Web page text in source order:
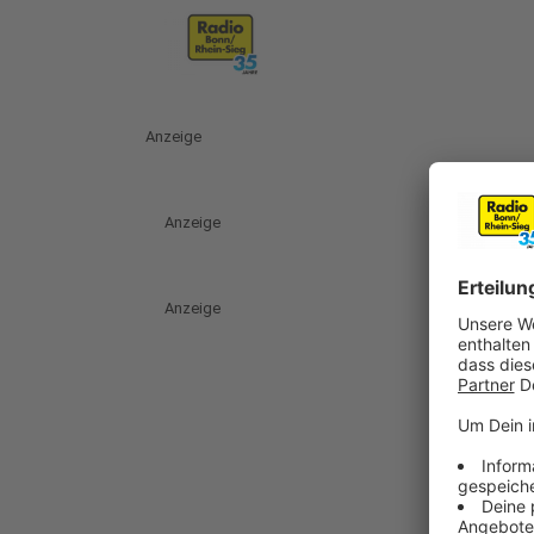
Anzeige
Anzeige
Anzeige